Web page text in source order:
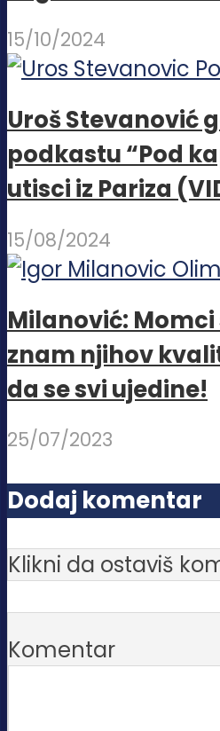
15/10/2024
Uroš Stevanović
podkastu “Pod
utisci iz Pariza
15/08/2024
Milanović: Momci
znam njihov
da se svi ujedine!
25/07/2023
Dodaj komentar
Klikni da ostaviš
Komentar